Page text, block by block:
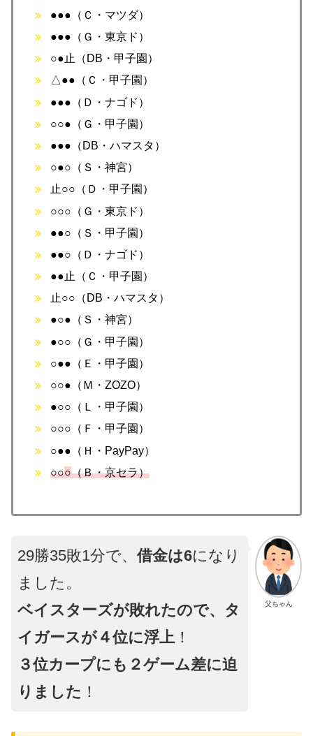
●●●（Ｃ・マツダ）
●●●（Ｇ・東京ド）
○●止（DB・甲子園）
△●●（Ｃ・甲子園）
●●●（Ｄ・ナゴド）
○○●（Ｇ・甲子園）
●●●（DB・ハマスタ）
○●○（Ｓ・神宮）
止○○（Ｄ・甲子園）
○○○（Ｇ・東京ド）
●●○（Ｓ・甲子園）
●●○（Ｄ・ナゴド）
●●止（Ｃ・甲子園）
止○○（DB・ハマスタ）
●○●（Ｓ・神宮）
●○○（Ｇ・甲子園）
○●●（Ｅ・甲子園）
○○●（Ｍ・ZOZO）
●○○（Ｌ・甲子園）
○○○（Ｆ・甲子園）
○●●（Ｈ・PayPay）
○○○（Ｂ・京セラ）
父ちゃん
29勝35敗1分で、 借金は6になり
ました。
ベイスターズが敗れたので、タ
イガースが４位に浮上 ！
３位カープにも２ゲーム差に迫
りました ！